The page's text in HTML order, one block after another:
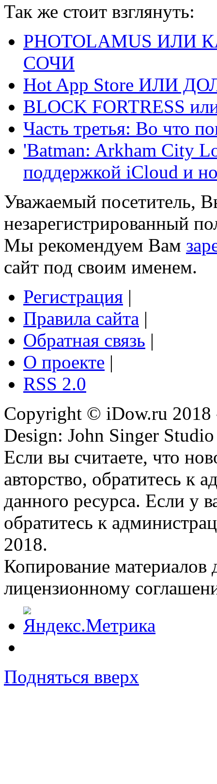
Так же стоит взглянуть:
PHOTOLAMUS ИЛИ
СОЧИ
Hot App Store ИЛИ
BLOCK FORTRESS
Часть третья: Во что
'Batman: Arkham City
поддержкой iCloud и
Уважаемый посетитель,
незарегистрированный
Мы рекомендуем Вам
сайт под своим именем.
Регистрация |
Правила сайта |
Обратная связь |
О проекте |
RSS 2.0
Copyright © iDow.ru 2018
Design: John Singer Studio
Если вы считаете, что
авторство, обратитесь к
данного ресурса. Если у
обратитесь к
2018.
Копирование материалов
лицензионному
Подняться вверх